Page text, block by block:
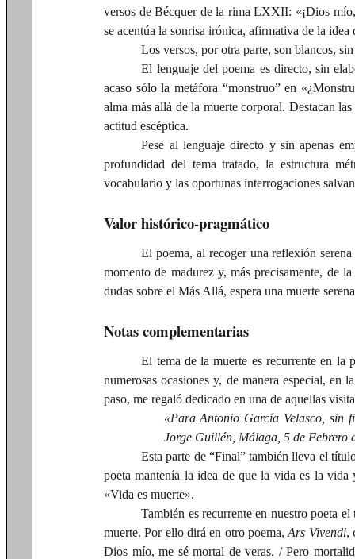
versos de Bécquer de la rima LXXII: «¡Dios
se acentúa la sonrisa irónica, afirmativa de la
Los versos, por otra parte, son blancos,
El lenguaje del poema es directo, sin
acaso sólo la metáfora “monstruo” en
alma más allá de la muerte corporal. Destacan
actitud escéptica.
Pese al lenguaje directo y sin apenas
profundidad del tema tratado, la estructura
vocabulario y las oportunas interrogaciones
Valor histórico-pragmático
El poema, al recoger una reflexión
momento de madurez y, más precisamente, de
dudas sobre el Más Allá, espera una muerte
Notas complementarias
El tema de la muerte es recurrente en la
numerosas ocasiones y, de manera especial, en
paso, me regaló dedicado en una de aquellas
«Para Antonio García Velasco, sin
Jorge Guillén, Málaga, 5 de Febrero
Esta parte de “Final” también lleva el
poeta mantenía la idea de que la vida es la
«Vida es muerte».
También es recurrente en nuestro poeta
muerte. Por ello dirá en otro poema,Ars Vivendi,
Dios mío, me sé mortal de veras. / Pero